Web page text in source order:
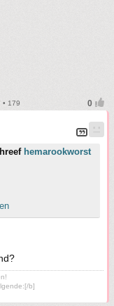
• 179
hemarookworst
b]